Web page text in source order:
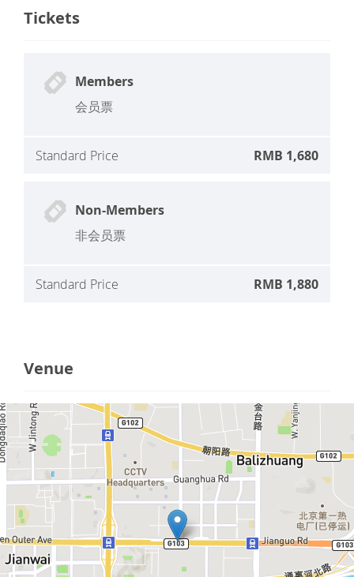
Tickets
Members
会员票
Standard Price RMB 1,680
Non-Members
非会员票
Standard Price RMB 1,880
Venue